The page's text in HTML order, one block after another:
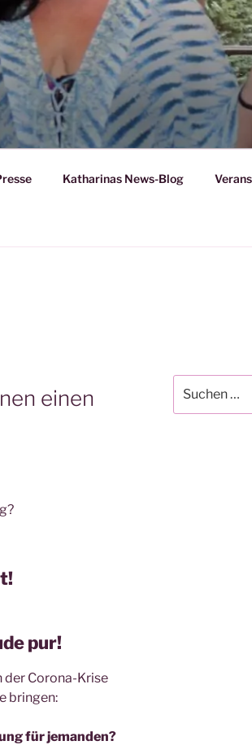
KAGEL
Katharinas News-Blog
einen
pur!
der Corona-Krise
bringen:
für jemanden?
nach: